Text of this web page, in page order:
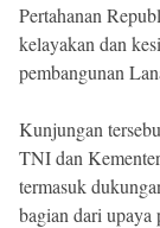
Pertahanan
kelayakan dan
pembangunan
Kunjungan
TNI dan
termasuk
bagian dari upaya